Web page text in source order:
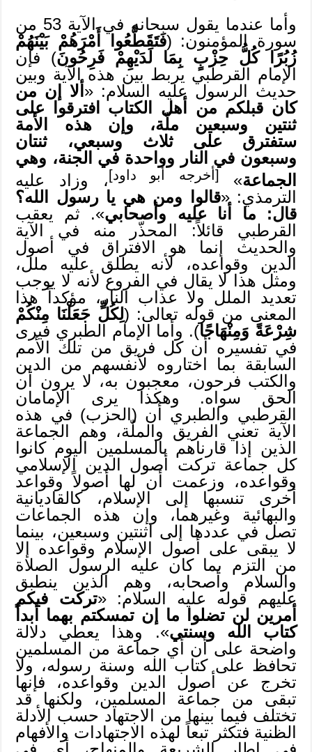
وأما عندما يقول سبحانه في الآية 53 من
سورة المؤمنون: (فَتَقَطَّعُوا أَمْرَهُمْ بَيْنَهُمْ
زُبُرًا كُلُّ حِزْبٍ بِمَا لَدَيْهِمْ فَرِحُونَ) فإن
الإمام القرطبي يربط بين هذه الآية وبين
حديث الرسول عليه السلام: « ألا إن من
كان قبلكم من أهل الكتاب افترقوا على
ثنتين وسبعين ملّة، وإن هذه الأمة
ستفترق على ثلاث وسبعي، ثنتان
وسبعون في النار وواحدة في الجنة، وهي
الجماعة» [أخرجه أبو داود]، وزاد عليه
الترمذي: «قالوا ومن هي يا رسول الله؟
قال: ما أنا عليه وأصحابي». ثم يعقب
القرطبي قائلاً: المحذّر منه في الآية
والحديث إنما هو الافتراق في أصول
الدين وقواعده، لأنه يطلق عليه ملل،
ومثل هذا لا يقال في الفروع لأنه لا يوجب
تعديد الملل ولا عذاب النار، مؤكداً هذا
المعنى من قوله تعالى: (لِكُلٍّ جَعَلْنَا مِنْكُمْ
شِرْعَةً وَمِنْهَاجًا). وأما الإمام الطبري فيرى
في تفسيره أن كل فريق من تلك الأمم
السابقة بما اختاروه لأنفسهم من الدين
والكتب فرحون، معجبون به، لا يرون أن
الحق سواه. وهكذا يرى الإمامان
القرطبي والطبري أن (الحزب) في هذه
الآية تعني الفريق والملّة، وهم الجماعة
الذين إذا قارناهم بالمسلمين اليوم كانوا
كل جماعة تركت أصول الدين الإسلامي
وقواعده، وزعمت أن لها أصولاً وقواعد
أخرى تنسبها إلى الإسلام، كالقاديانية
والبهائية وغيرهما، وإن هذه الجماعات
تصل في عددها إلى اثنتين وسبعين، بينما
لا يبقى على أصول الإسلام وقواعده إلا
من التزم بما كان عليه الرسول الصلاة
والسلام وأصحابه، وهم الذين ينطبق
عليهم قوله عليه السلام: «تركت فيكم
أمرين لن تضلوا ما إن تمسكتم بهما أبداً
كتاب الله وسنتي». وهذا يعطي دلالة
واضحة على أن أي جماعة من المسلمين
تحافظ على كتاب الله وسنة رسوله، ولا
تخرج عن أصول الدين وقواعده، فإنها
تبقى من جماعة المسلمين، ولكنها قد
تختلف فيما بينها من الاجتهاد حسب الأدلة
الظنية فتكثر تبعاً لهذه الاجتهادات والأفهام